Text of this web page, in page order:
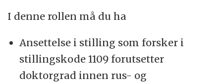
I denne rollen må du ha
Ansettelse i stilling som forsker i
stillingskode 1109 forutsetter
doktorgrad innen rus- og